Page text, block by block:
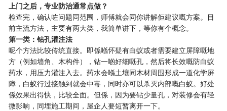
上门之后，专业防治通常点做？
检查完，确认咗问题同范围，师傅就会同你讲解佢建议嘅方案。目
前主流方法，主要有两大类，我简单讲下，等你有个概念。
第一类：钻孔灌注法
呢个方法比较传统直接。即係喺怀疑有白蚁或者需要建立屏障嘅地
方（例如墙角、木构件），钻一啲好细嘅孔，然后将长效嘅防白蚁
药水，用压力灌注入去。药水会喺土壤同木材周围形成一道化学屏
障，白蚁行过接触到就会中毒，同时亦可以杀灭内部嘅白蚁。好处
係效果出得快，比较全面。但係，因为要钻少量孔，对装修会有轻
微影响，同埋施工期间，屋企人要短暂离开一下。